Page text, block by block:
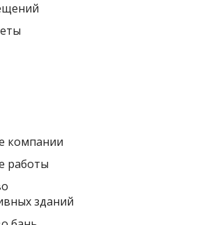
компании
работы
зданий